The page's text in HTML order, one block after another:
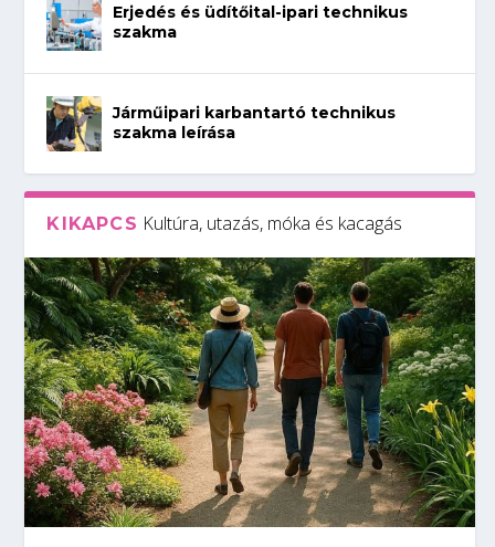
Erjedés és üdítőital-ipari technikus
szakma
Járműipari karbantartó technikus
szakma leírása
KIKAPCS Kultúra, utazás, móka és kacagás